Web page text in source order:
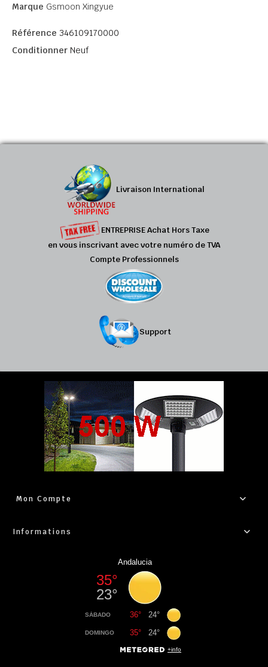
Marque Gsmoon Xingyue
Référence 346109170000
Conditionner Neuf
Livraison International
ENTREPRISE Achat Hors Taxe
en vous inscrivant avec votre numéro de TVA
Compte Professionnels
Support
Mon Compte
Informations